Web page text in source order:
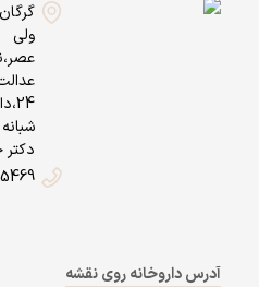
ولی
آدرس داروخانه روی نقشه